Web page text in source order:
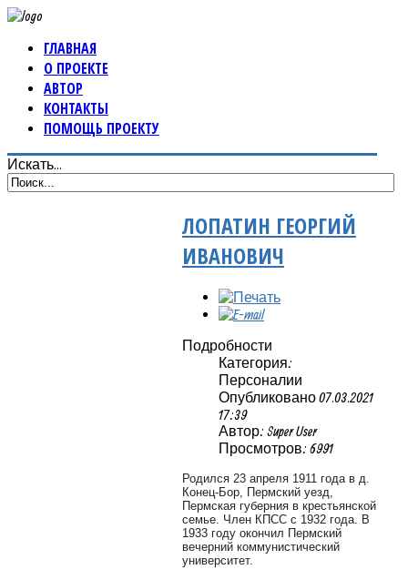
ГЛАВНАЯ
О ПРОЕКТЕ
АВТОР
КОНТАКТЫ
ПОМОЩЬ ПРОЕКТУ
Искать...
ЛОПАТИН ГЕОРГИЙ
ИВАНОВИЧ
Подробности
Категория:
Персоналии
Опубликовано 07.03.2021
17:39
Автор: Super User
Просмотров: 6991
Родился 23 апреля 1911 года в д.
Конец-Бор, Пермский уезд,
Пермская губерния в крестьянской
семье. Член КПСС с 1932 года. В
1933 году окончил Пермский
вечерний коммунистический
университет.